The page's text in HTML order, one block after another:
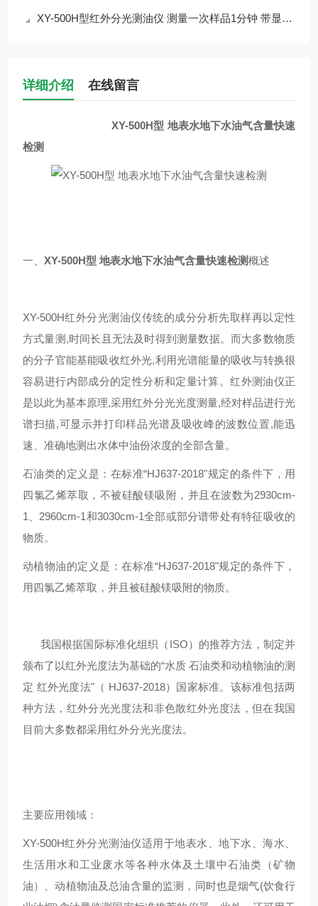
XY-500H型红外分光测油仪 测量一次样品1分钟 带显示屏
详细介绍 在线留言
XY-500H型 地表水地下水油气含量快速
检测
一、 XY-500H型 地表水地下水油气含量快速检测概述
XY-500H红外分光测油仪传统的成分分析先取样再以定性
方式量测 ,时间长且无法及时得到测量数据。而大多数物质
的分子官能基能吸收红外光,利用光谱能量的吸收与转换很
容易进行内部成分的定性分析和定量计算。红外测油仪正
是以此为基本原理,采用红外分光光度测量,经对样品进行光
谱扫描,可显示并打印样品光谱及吸收峰的波数位置,能迅
速、准确地测出水体中油份浓度的全部含量。
石油类的定义是：在标准“HJ637-2018"规定的条件下，用
四氯乙烯萃取，不被硅酸镁吸附，并且在波数为2930cm-
1
2960cm-1和3030cm-1全部或部分谱带处有特征吸收的
物质。
动植物油的定义是：在标准“HJ637-2018"规定的条件下，
用四氯乙烯萃取，并且被硅酸镁吸附的物质。
我国根据国际标准化组织（ ISO）的推荐方法，制定并
颁布了以红外光度法为基础的“水质 石油类和动植物油的测
定 红外光度法"（ HJ637-2018）国家标准。该标准包括两
种方法，红外分光光度法和非色散红外光度法，但在我国
目前大多数都采用红外分光光度法。
主要应用领域：
XY-500H红外分光测油仪适用于地表水、地下水、海水、
生活用水和工业废水等各种水体及土壤中石油类（矿物
油）、动植物油及总油含量的监测，同时也是烟气(饮食行